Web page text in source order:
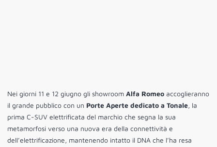
Nei giorni 11 e 12 giugno gli showroom Alfa Romeo accoglieranno
il grande pubblico con un Porte Aperte dedicato a Tonale, la
prima C-SUV elettrificata del marchio che segna la sua
metamorfosi verso una nuova era della connettività e
dell’elettrificazione, mantenendo intatto il DNA che l’ha resa